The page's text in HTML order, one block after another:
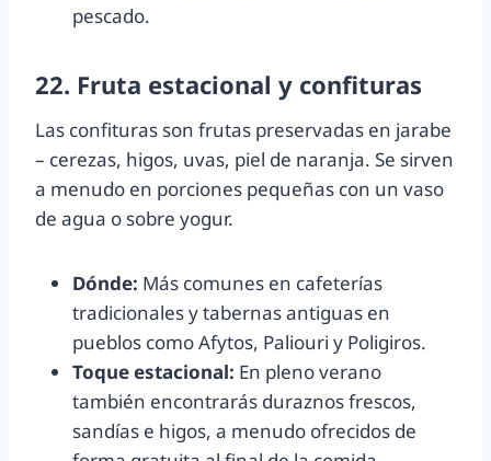
pescado.
22. Fruta estacional y confituras
Las confituras son frutas preservadas en jarabe
– cerezas, higos, uvas, piel de naranja. Se sirven
a menudo en porciones pequeñas con un vaso
de agua o sobre yogur.
Dónde: Más comunes en cafeterías
tradicionales y tabernas antiguas en
pueblos como Afytos, Paliouri y Poligiros.
Toque estacional: En pleno verano
también encontrarás duraznos frescos,
sandías e higos, a menudo ofrecidos de